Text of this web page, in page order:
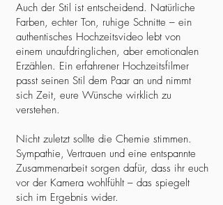
Auch der Stil ist entscheidend. Natürliche
Farben, echter Ton, ruhige Schnitte – ein
authentisches Hochzeitsvideo lebt von
einem unaufdringlichen, aber emotionalen
Erzählen. Ein erfahrener Hochzeitsfilmer
passt seinen Stil dem Paar an und nimmt
sich Zeit, eure Wünsche wirklich zu
verstehen.
Nicht zuletzt sollte die Chemie stimmen.
Sympathie, Vertrauen und eine entspannte
Zusammenarbeit sorgen dafür, dass ihr euch
vor der Kamera wohlfühlt – das spiegelt
sich im Ergebnis wider.